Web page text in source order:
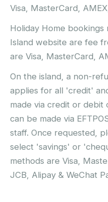
Visa, MasterCard,
Holiday Home bookings
Island website are fee
are Visa, MasterCard,
On the island, a non-
applies for all 'credit'
made via credit or debit
can be made via
staff. Once requested,
select 'savings' or
methods are Visa,
JCB, Alipay & WeChat